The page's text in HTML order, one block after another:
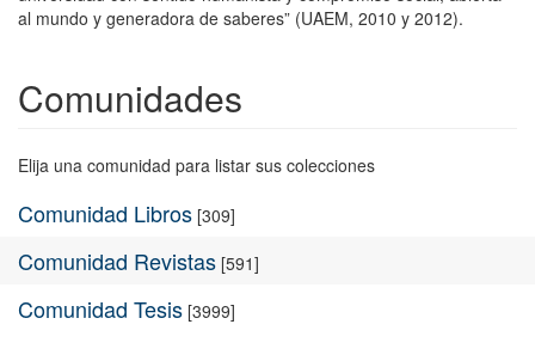
al mundo y generadora de saberes” (UAEM, 2010 y 2012).
Comunidades
Elija una comunidad para listar sus colecciones
Comunidad Libros [309]
Comunidad Revistas [591]
Comunidad Tesis [3999]